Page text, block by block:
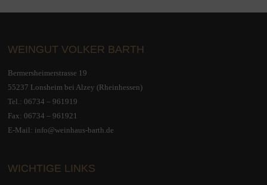
WEINGUT VOLKER BARTH
Bermersheimerstrasse 19
55237 Lonsheim bei Alzey (Rheinhessen)
Tel.:06734 – 961919
Fax: 06734 – 961921
E-Mail: info@weinhaus-barth.de
WICHTIGE LINKS